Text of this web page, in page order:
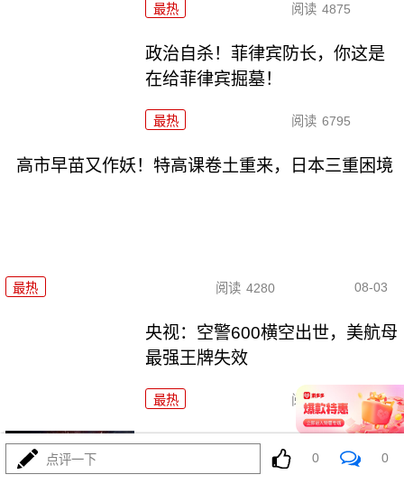
最热 阅读 4875
政治自杀！菲律宾防长，你这是
在给菲律宾掘墓！
最热 阅读 6795
高市早苗又作妖！特高课卷土重来，日本三重困境
最热 阅读 4280 08-03
央视：空警600横空出世，美航母
最强王牌失效
最热 阅读 22982
东瀛彻底撕掉和平面具，公然发
射进攻性武器！
点评一下 0 0